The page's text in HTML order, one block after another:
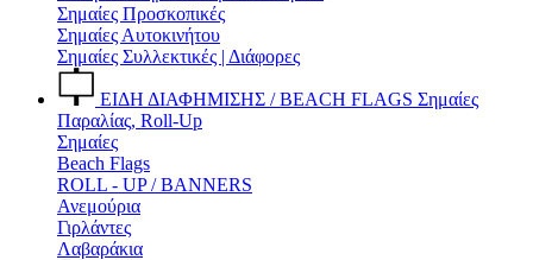
Σημαίες Προσκοπικές
Σημαίες Αυτοκινήτου
Σημαίες Συλλεκτικές | Διάφορες
ΕΙΔΗ ΔΙΑΦΗΜΙΣΗΣ / BEACH FLAGS Σημαίες
Παραλίας, Roll-Up
Σημαίες
Beach Flags
ROLL - UP / BANNERS
Ανεμούρια
Γιρλάντες
Λαβαράκια